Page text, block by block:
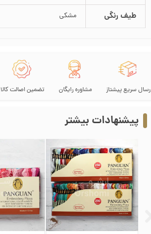
طیف رنگی مشکی
تضمین اصالت کالا مشاوره رایگان سریع پیشتاز
پیشنهادات بیشتر